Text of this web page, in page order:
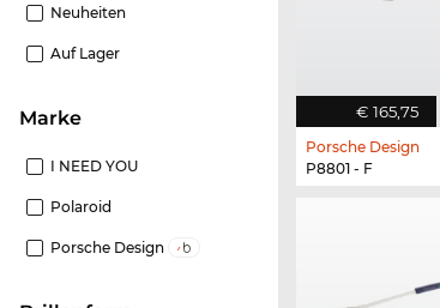
Neuheiten
Auf Lager
Marke
I NEED YOU
Polaroid
Porsche Design
€ 165,75
Porsche Design
P8801 - F